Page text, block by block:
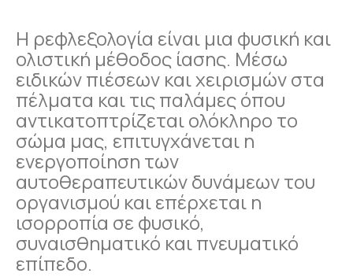
Η ρεφλεξολογία είναι μια φυσική και
ολιστική μέθοδος ίασης. Μέσω
ειδικών πιέσεων και χειρισμών στα
πέλματα και τις παλάμες όπου
αντικατοπτρίζεται ολόκληρο το
σώμα μας, επιτυγχάνεται η
ενεργοποίηση των
αυτοθεραπευτικών δυνάμεων του
οργανισμού και επέρχεται η
ισορροπία σε φυσικό,
συναισθηματικό και πνευματικό
επίπεδο.